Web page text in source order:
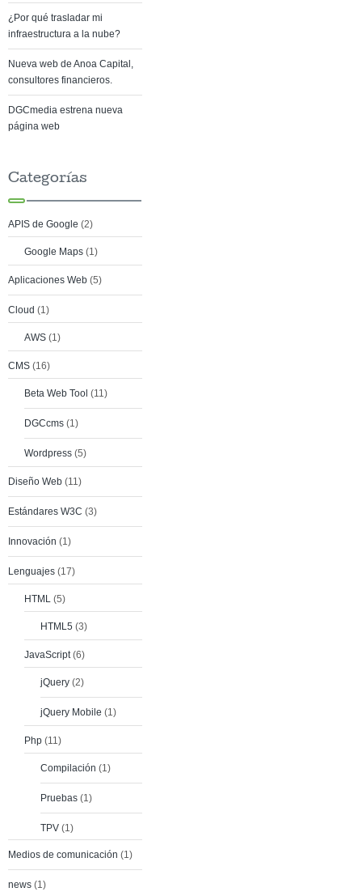
¿Por qué trasladar mi
infraestructura a la nube?
Nueva web de Anoa Capital,
consultores financieros.
DGCmedia estrena nueva
página web
Categorías
APIS de Google (2)
Google Maps (1)
Aplicaciones Web (5)
Cloud (1)
AWS (1)
CMS (16)
Beta Web Tool (11)
DGCcms (1)
Wordpress (5)
Diseño Web (11)
Estándares W3C (3)
Innovación (1)
Lenguajes (17)
HTML (5)
HTML5 (3)
JavaScript(6)
jQuery (2)
jQuery Mobile (1)
Php (11)
Compilación (1)
Pruebas (1)
TPV (1)
Medios de comunicación (1)
news (1)